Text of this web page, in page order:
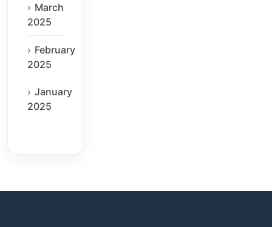
March
2025
February
2025
January
2025